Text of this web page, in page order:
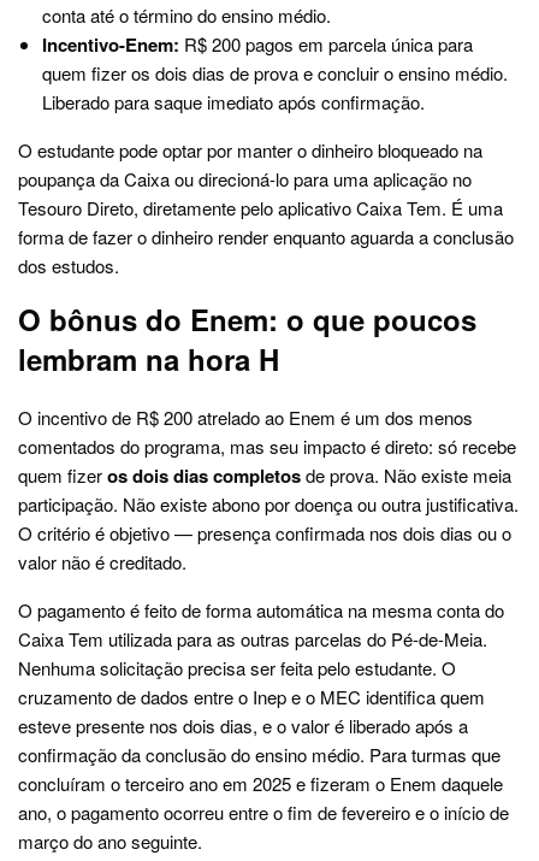
conta até o término do ensino médio.
Incentivo-Enem: R$ 200 pagos em parcela única para
quem fizer os dois dias de prova e concluir o ensino médio.
Liberado para saque imediato após confirmação.
O estudante pode optar por manter o dinheiro bloqueado na
poupança da Caixa ou direcioná-lo para uma aplicação no
Tesouro Direto, diretamente pelo aplicativo Caixa Tem. É uma
forma de fazer o dinheiro render enquanto aguarda a conclusão
dos estudos.
O bônus do Enem: o que poucos
lembram na hora H
O incentivo de R$ 200 atrelado ao Enem é um dos menos
comentados do programa, mas seu impacto é direto: só recebe
quem fizeros dois dias completosde prova. Não existe meia
participação. Não existe abono por doença ou outra justificativa.
O critério é objetivo — presença confirmada nos dois dias ou o
valor não é creditado.
O pagamento é feito de forma automática na mesma conta do
Caixa Tem utilizada para as outras parcelas do Pé-de-Meia.
Nenhuma solicitação precisa ser feita pelo estudante. O
cruzamento de dados entre o Inep e o MEC identifica quem
esteve presente nos dois dias, e o valor é liberado após a
confirmação da conclusão do ensino médio. Para turmas que
concluíram o terceiro ano em 2025 e fizeram o Enem daquele
ano, o pagamento ocorreu entre o fim de fevereiro e o início de
março do ano seguinte.